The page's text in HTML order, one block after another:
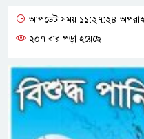
আপডেট সময় ১১:২৭:২৪
২০৭ বার পড়া হয়েছে